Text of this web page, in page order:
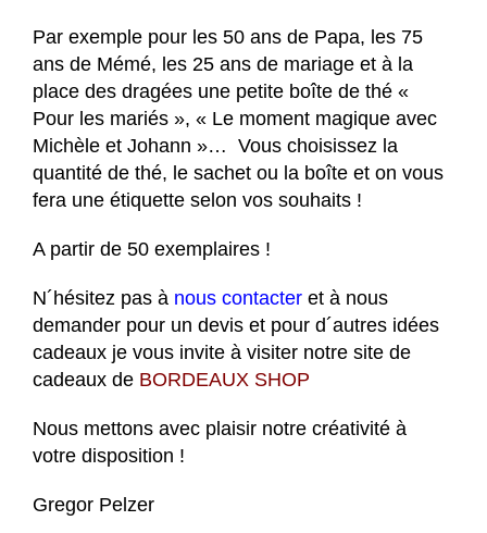
Par exemple pour les 50 ans de Papa, les 75
ans de Mémé, les 25 ans de mariage et à la
place des dragées une petite boîte de thé «
Pour les mariés », « Le moment magique avec
Michèle et Johann »… Vous choisissez la
quantité de thé, le sachet ou la boîte et on vous
fera une étiquette selon vos souhaits !
A partir de 50 exemplaires !
N´hésitez pas à nous contacter et à nous
demander pour un devis et pour d´autres idées
cadeaux je vous invite à visiter notre site de
cadeaux de BORDEAUX SHOP
Nous mettons avec plaisir notre créativité à
votre disposition !
Gregor Pelzer